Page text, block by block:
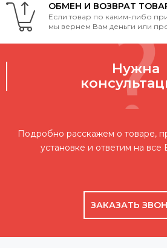
ОБМЕН И ВОЗВРАТ
Если товар по каким-либо
мы вернем Вам деньги или
Нужна
Подробно расскажем о товаре,
установке и ответим на
ЗАКАЗАТЬ